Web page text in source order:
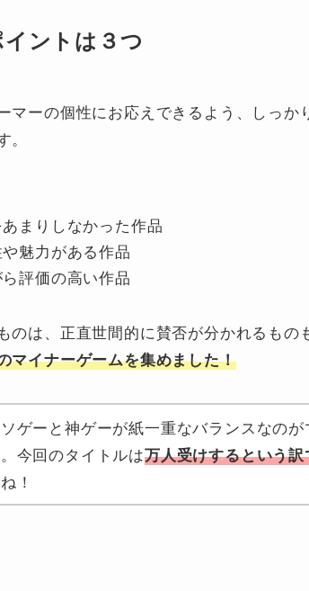
ントは３つ
マーの個性にお応えできるよう、しっ
まりしなかった作品
魅力がある作品
評価の高い作品
のは、正直世間的に賛否が分かれるもの
マイナーゲームを集めました！
ゲーと神ゲーが紙一重なバランスなの
今回のタイトルは万人受けするという
！